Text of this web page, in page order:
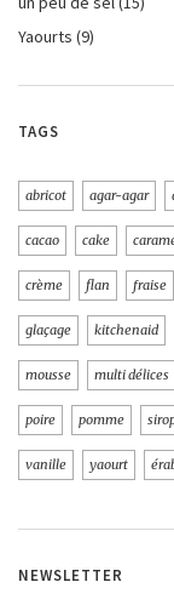
Yaourts (9)
TAGS
abricot agar-agar
cacao cake
crème flan fraise
glaçage kitchenaid
mousse multi délices
poire pomme
vanille yaourt
NEWSLETTER